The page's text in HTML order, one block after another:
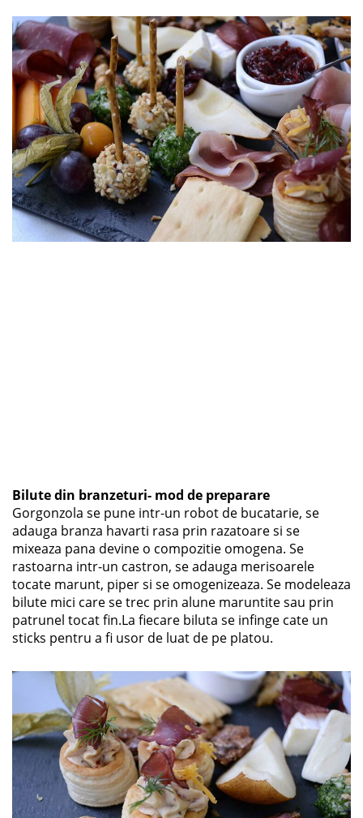
Bilute din branzeturi- mod de preparare
Gorgonzola se pune intr-un robot de bucatarie, se
adauga branza havarti rasa prin razatoare si se
mixeaza pana devine o compozitie omogena. Se
rastoarna intr-un castron, se adauga merisoarele
tocate marunt, piper si se omogenizeaza. Se modeleaza
bilute mici care se trec prin alune maruntite sau prin
patrunel tocat fin.La fiecare biluta se infinge cate un
sticks pentru a fi usor de luat de pe platou.